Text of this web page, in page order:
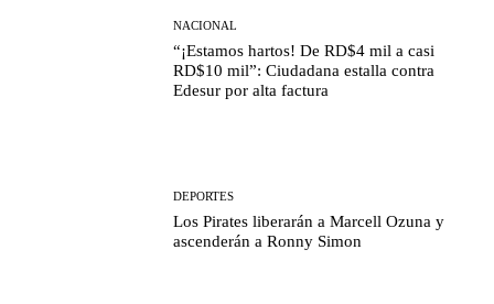
NACIONAL
“¡Estamos hartos! De RD$4 mil a casi
RD$10 mil”: Ciudadana estalla contra
Edesur por alta factura
DEPORTES
Los Pirates liberarán a Marcell Ozuna y
ascenderán a Ronny Simon